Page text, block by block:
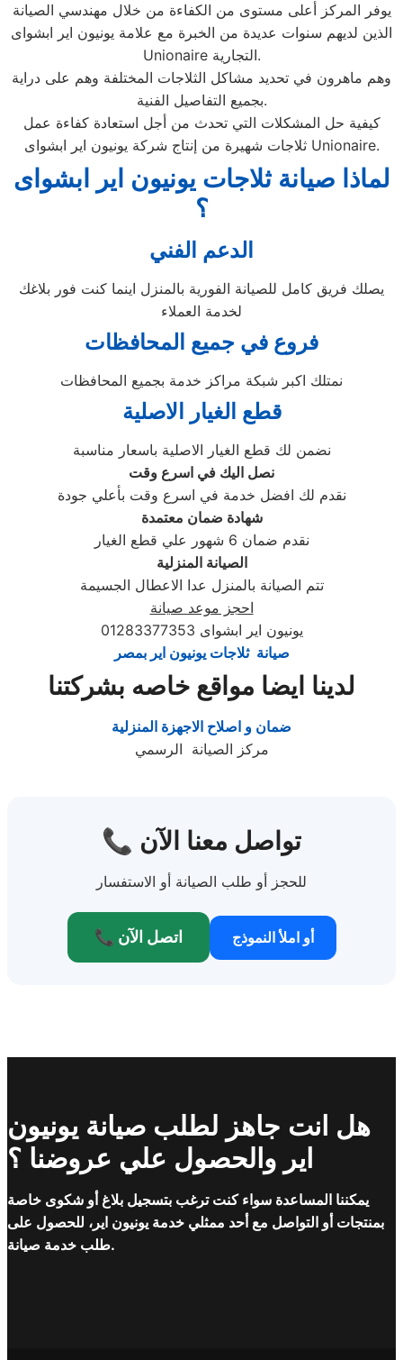
يوفر المركز أعلى مستوى من الكفاءة من خلال مهندسي الصيانة
الذين لديهم سنوات عديدة من الخبرة مع علامة يونيون اير ابشواى
Unionaire التجارية.
وهم ماهرون في تحديد مشاكل الثلاجات المختلفة وهم على دراية
بجميع التفاصيل الفنية.
كيفية حل المشكلات التي تحدث من أجل استعادة كفاءة عمل
ثلاجات شهيرة من إنتاج شركة يونيون اير ابشواى Unionaire.
لماذا صيانة ثلاجات يونيون اير ابشواى
؟
الدعم الفني
يصلك فريق كامل للصيانة الفورية بالمنزل اينما كنت فور بلاغك
لخدمة العملاء
فروع في جميع المحافظات
نمتلك اكبر شبكة مراكز خدمة بجميع المحافظات
قطع الغيار الاصلية
نضمن لك قطع الغيار الاصلية باسعار مناسبة
نصل اليك في اسرع وقت
نقدم لك افضل خدمة في اسرع وقت بأعلي جودة
شهادة ضمان معتمدة
نقدم ضمان 6 شهور علي قطع الغيار
الصيانة المنزلية
تتم الصيانة بالمنزل عدا الاعطال الجسيمة
احجز موعد صيانة
يونيون اير ابشواى 01283377353
صيانة ثلاجات يونيون اير بمصر
لدينا ايضا مواقع خاصه بشركتنا
ضمان و اصلاح الاجهزة المنزلية
مركز الصيانة الرسمي
📞 تواصل معنا الآن
للحجز أو طلب الصيانة أو الاستفسار
📞 اتصل الآن أو املأ النموذج
هل انت جاهز لطلب صيانة يونيون
اير والحصول علي عروضنا ؟
يمكننا المساعدة سواء كنت ترغب بتسجيل بلاغ أو شكوى خاصة
بمنتجات أو التواصل مع أحد ممثلي خدمة يونيون اير، للحصول على
طلب خدمة صيانة.